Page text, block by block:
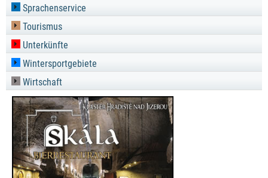
Sprachenservice
Tourismus
Unterkünfte
Wintersportgebiete
Wirtschaft